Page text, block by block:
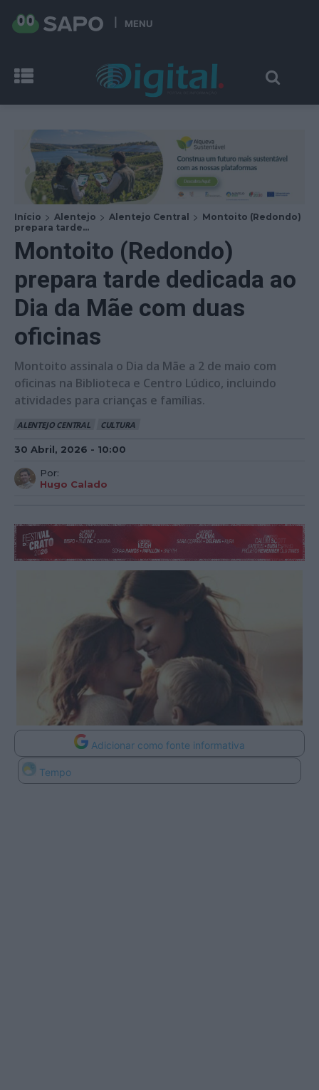
MENU
Início Alentejo Alentejo Central
Montoito (Redondo)
prepara tarde...
Montoito (Redondo)
prepara tarde dedicada ao
Dia da Mãe com duas
oficinas
Montoito assinala o Dia da Mãe a 2 de maio com
oficinas na Biblioteca e Centro Lúdico, incluindo
atividades para crianças e famílias.
ALENTEJO CENTRAL CULTURA
30 Abril, 2026 - 10:00
Por:
Hugo Calado
Adicionar como fonte informativa
Tempo